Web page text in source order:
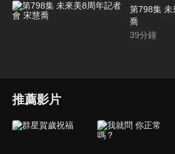
第798集 未
喬
39分鐘
推薦影片